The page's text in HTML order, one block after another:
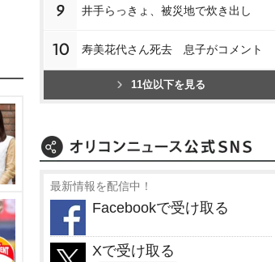
9 井手らっきょ、被災地で炊き出し
10 寿美花代さん死去 息子がコメント
11位以下を見る
最新情報を配信中！
Facebookで受け取る
Xで受け取る